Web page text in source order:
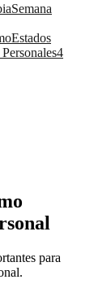
Semana
Estados
4
para